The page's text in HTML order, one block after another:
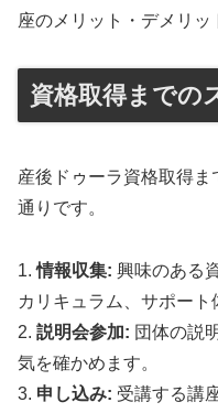
座のメリット・デメリッ
資格取得までの
産後ドゥーラ資格取得
通りです。
1.情報収集: 興味のある
カリキュラム、サポート
2. 説明会参加: 団体の説
気を確かめます。
3. 申し込み: 受講する講